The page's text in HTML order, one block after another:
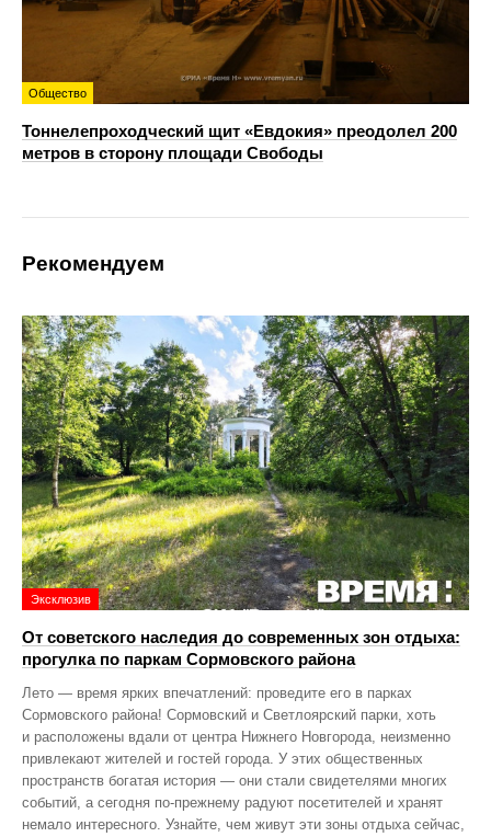
Общество
Тоннелепроходческий щит «Евдокия» преодолел 200
метров в сторону площади Свободы
Рекомендуем
Эксклюзив
От советского наследия до современных зон отдыха:
прогулка по паркам Сормовского района
Лето — время ярких впечатлений: проведите его в парках
Сормовского района! Сормовский и Светлоярский парки, хоть
и расположены вдали от центра Нижнего Новгорода, неизменно
привлекают жителей и гостей города. У этих общественных
пространств богатая история — они стали свидетелями многих
событий, а сегодня по‑прежнему радуют посетителей и хранят
немало интересного. Узнайте, чем живут эти зоны отдыха сейчас,